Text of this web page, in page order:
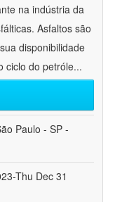
na indústria da
Asfaltos são
disponibilidade
ciclo do petróle...
Paulo - SP -
Thu Dec 31